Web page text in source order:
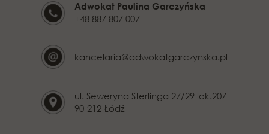
ul. Seweryna Sterlinga 27/29 lok.207
90-212 Łódź
kancelaria@adwokatgarczynska.pl
Adwokat Paulina Garczyńska
+48 887 807 007